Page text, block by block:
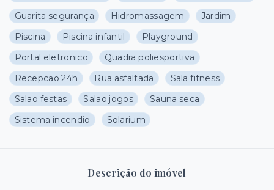
Guarita segurança
Hidromassagem
Jardim
Piscina
Piscina infantil
Playground
Portal eletronico
Quadra poliesportiva
Recepcao 24h
Rua asfaltada
Sala fitness
Salao festas
Salao jogos
Sauna seca
Sistema incendio
Solarium
Descrição do imóvel